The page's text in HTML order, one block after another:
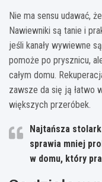
Nie ma sensu udawać,
Nawiewniki są tanie i
jeśli kanały wywiewne
pomoże po prysznicu,
całym domu.
zawsze da się ją łatwo
większych przeróbek.
Najtańsza
sprawia mniej
w domu, który